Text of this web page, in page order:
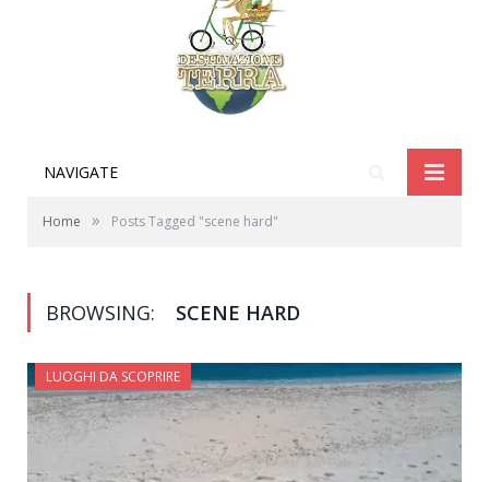
NAVIGATE
Home » Posts Tagged "scene hard"
BROWSING: SCENE HARD
LUOGHI DA SCOPRIRE